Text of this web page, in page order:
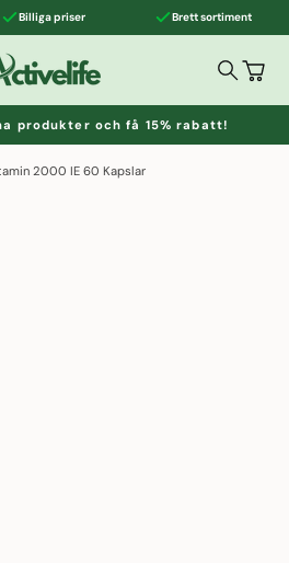
Billiga priser Brett sortiment
Söka
produkter och få 15% rabatt!
2000 IE 60 Kapslar